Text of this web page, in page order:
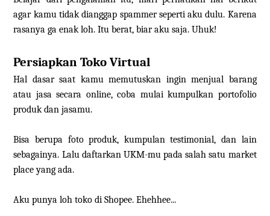
agar kamu tidak dianggap spammer seperti aku dulu. Karena
rasanya ga enak loh. Itu berat, biar aku saja. Uhuk!
Persiapkan Toko Virtual
Hal dasar saat kamu memutuskan ingin menjual barang
atau jasa secara online, coba mulai kumpulkan portofolio
produk dan jasamu.
Bisa berupa foto produk, kumpulan testimonial, dan lain
sebagainya. Lalu daftarkan UKM-mu pada salah satu market
place yang ada.
Aku punya loh toko di Shopee. Ehehhee...